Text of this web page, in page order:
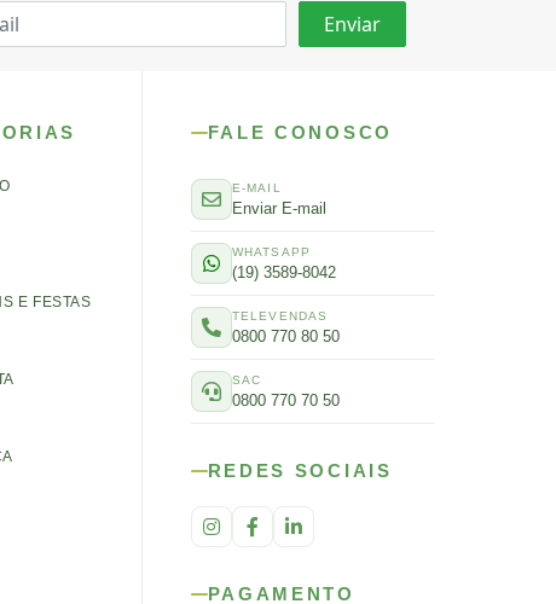
E FESTAS
FALE CONOSCO
E-MAIL
Enviar E-mail
WHATSAPP
(19) 3589-8042
TELEVENDAS
0800 770 80 50
SAC
0800 770 70 50
REDES SOCIAIS
PAGAMENTO